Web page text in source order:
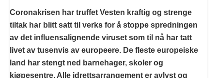
Coronakrisen har truffet Vesten kraftig og strenge
tiltak har blitt satt til verks for å stoppe spredningen
av det influensalignende viruset som til nå har tatt
livet av tusenvis av europeere. De fleste europeiske
land har stengt ned barnehager, skoler og
kjøpesentre. Alle idrettsarrangement er avlyst og